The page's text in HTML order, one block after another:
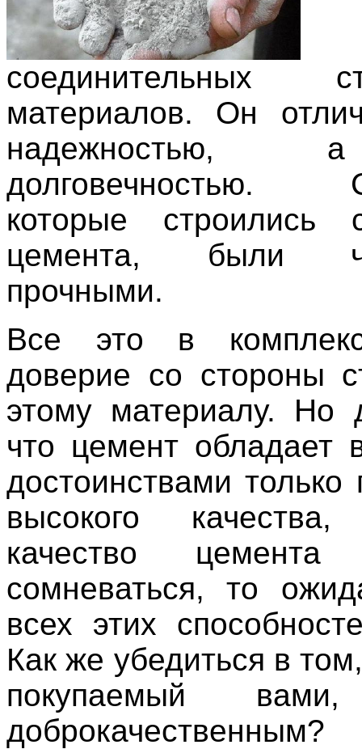
соединительных
материалов. Он
надежностью,
долговечностью.
которые
цемента, были
прочными.
Все это в
доверие со стороны
этому материалу. Но
что цемент обладает
достоинствами только
высокого
качество цемента
сомневаться, то
всех этих
Как же убедиться в
покупаемый вами,
доброкачественным?